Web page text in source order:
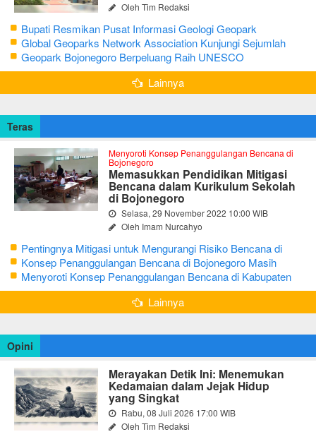
Oleh Tim Redaksi
Bupati Resmikan Pusat Informasi Geologi Geopark
Bojonegoro
Global Geoparks Network Association Kunjungi Sejumlah
Geosite di Bojonegoro
Geopark Bojonegoro Berpeluang Raih UNESCO
Global Geopark
Lainnya
Teras
Menyoroti Konsep Penanggulangan Bencana di
Bojonegoro
Memasukkan Pendidikan Mitigasi
Bencana dalam Kurikulum Sekolah
di Bojonegoro
Selasa, 29 November 2022 10:00 WIB
Oleh Imam Nurcahyo
Pentingnya Mitigasi untuk Mengurangi Risiko Bencana di
Bojonegoro
Konsep Penanggulangan Bencana di Bojonegoro Masih
Mengutamakan Tanggap Darurat
Menyoroti Konsep Penanggulangan Bencana di Kabupaten
Bojonegoro
Lainnya
Opini
Merayakan Detik Ini: Menemukan
Kedamaian dalam Jejak Hidup
yang Singkat
Rabu, 08 Juli 2026 17:00 WIB
Oleh Tim Redaksi